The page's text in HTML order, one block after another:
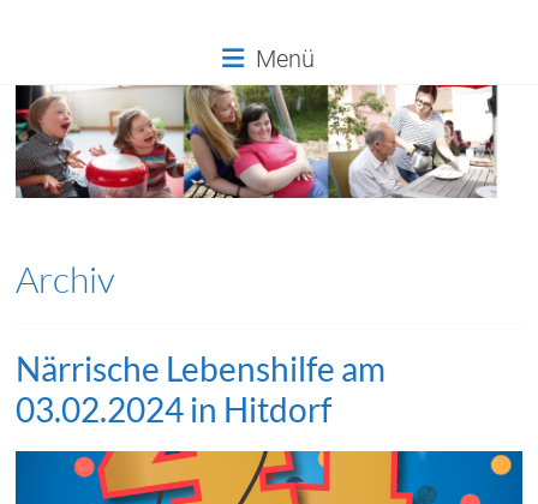
Menü
Archiv
Närrische Lebenshilfe am
03.02.2024 in Hitdorf